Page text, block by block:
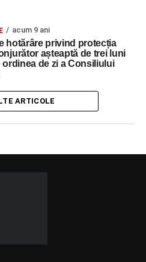
acum 9 ani
hotărâre privind protecția
așteaptă de trei luni
ordinea de zi a Consiliului
ARTICOLE